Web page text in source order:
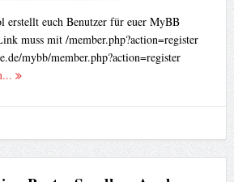
erstellt euch Benutzer für euer MyBB
muss mit /member.php?action=register
mybb/member.php?action=register